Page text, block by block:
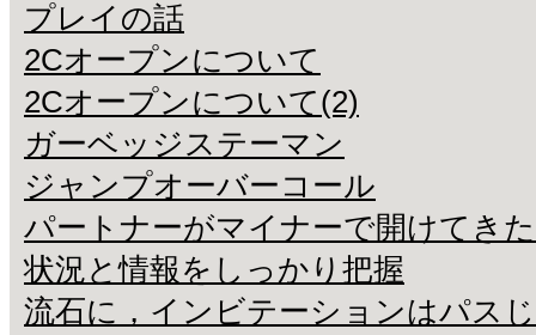
プレイの話
2Cオープンについて
2Cオープンについて(2)
ガーベッジステーマン
ジャンプオーバーコール
パートナーがマイナーで開けてき
状況と情報をしっかり把握
流石に，インビテーションはパス